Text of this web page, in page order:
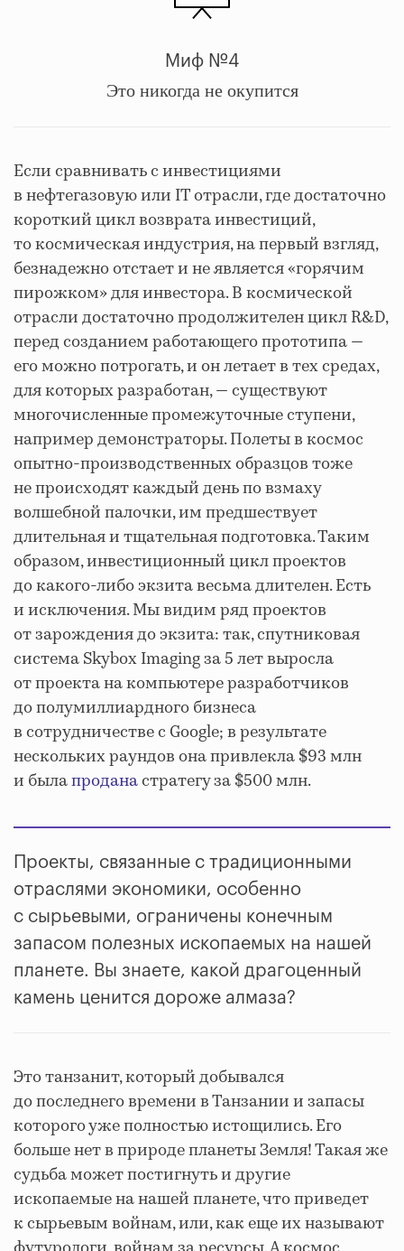
Миф №4
Это никогда не окупится
Если сравнивать с инвестициями
в нефтегазовую или IT отрасли, где достаточно
короткий цикл возврата инвестиций,
то космическая индустрия, на первый взгляд,
безнадежно отстает и не является «горячим
пирожком» для инвестора. В космической
отрасли достаточно продолжителен цикл R&D,
перед созданием работающего прототипа —
его можно потрогать, и он летает в тех средах,
для которых разработан, — существуют
многочисленные промежуточные ступени,
например демонстраторы. Полеты в космос
опытно-производственных образцов тоже
не происходят каждый день по взмаху
волшебной палочки, им предшествует
длительная и тщательная подготовка. Таким
образом, инвестиционный цикл проектов
до какого-либо экзита весьма длителен. Есть
и исключения. Мы видим ряд проектов
от зарождения до экзита: так, спутниковая
система Skybox Imaging за 5 лет выросла
от проекта на компьютере разработчиков
до полумиллиардного бизнеса
в сотрудничестве с Google; в результате
нескольких раундов она привлекла $93 млн
и былапроданастратегу за $500 млн.
Проекты, связанные с традиционными
отраслями экономики, особенно
с сырьевыми, ограничены конечным
запасом полезных ископаемых на нашей
планете. Вы знаете, какой драгоценный
камень ценится дороже алмаза?
Это танзанит, который добывался
до последнего времени в Танзании и запасы
которого уже полностью истощились. Его
больше нет в природе планеты Земля! Такая же
судьба может постигнуть и другие
ископаемые на нашей планете, что приведет
к сырьевым войнам, или, как еще их называют